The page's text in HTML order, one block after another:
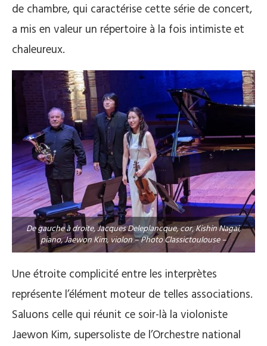
de chambre, qui caractérise cette série de concert,
a mis en valeur un répertoire à la fois intimiste et
chaleureux.
De gauche à droite, Jacques Deleplancque, cor, Kishin Nagai,
piano, Jaewon Kim, violon – Photo Classictoulouse –
Une étroite complicité entre les interprètes
représente l’élément moteur de telles associations.
Saluons celle qui réunit ce soir-là la violoniste
Jaewon Kim, supersoliste de l’Orchestre national